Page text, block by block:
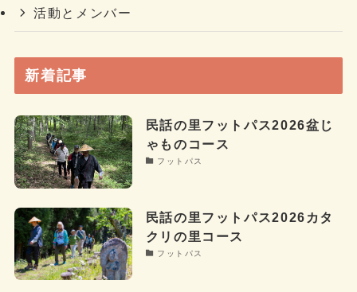
活動とメンバー
新着記事
民話の里フットパス2026盆じ
ゃものコース
フットパス
民話の里フットパス2026カタ
クリの里コース
フットパス